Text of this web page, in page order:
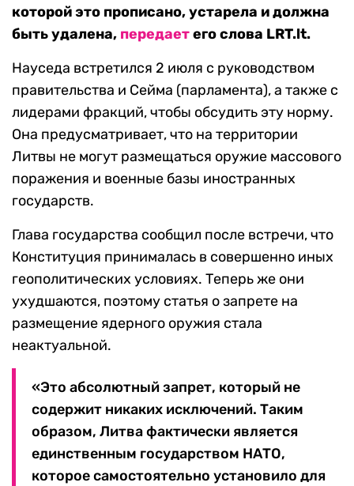
которой это прописано, устарела и должна
быть удалена, передаетего слова LRT.lt.
Науседа встретился 2 июля с руководством
правительства и Сейма (парламента), а также с
лидерами фракций, чтобы обсудить эту норму.
Она предусматривает, что на территории
Литвы не могут размещаться оружие массового
поражения и военные базы иностранных
государств.
Глава государства сообщил после встречи, что
Конституция принималась в совершенно иных
геополитических условиях. Теперь же они
ухудшаются, поэтому статья о запрете на
размещение ядерного оружия стала
неактуальной.
«Это абсолютный запрет, который не
содержит никаких исключений. Таким
образом, Литва фактически является
единственным государством НАТО,
которое самостоятельно установило для